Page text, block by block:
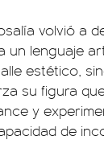
volvió a
un lenguaje
estético,
su figura
y
de